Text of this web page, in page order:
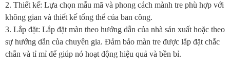
2. Thiết kế: Lựa chọn mẫu mã và phong cách mành tre phù hợp với
không gian và thiết kế tổng thể của ban công.
3. Lắp đặt: Lắp đặt màn theo hướng dẫn của nhà sản xuất hoặc theo
sự hướng dẫn của chuyên gia. Đảm bảo màn tre được lắp đặt chắc
chắn và tỉ mỉ để giúp nó hoạt động hiệu quả và bền bỉ.